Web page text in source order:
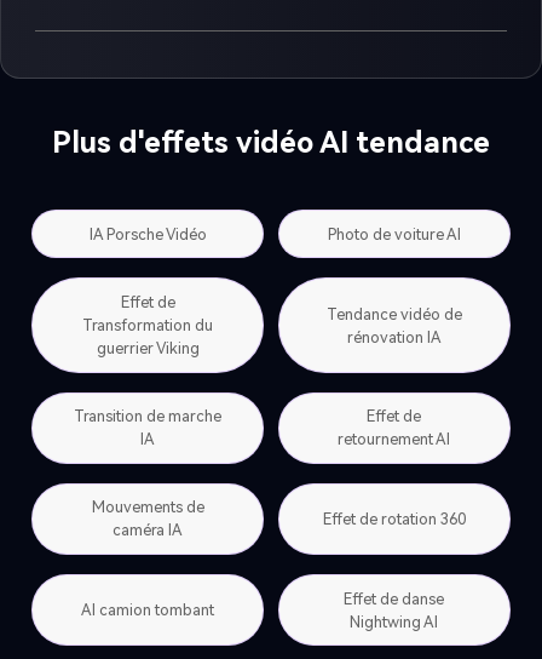
Plus d'effets vidéo AI tendance
IA Porsche Vidéo Photo de voiture AI
Effet de
Transformation du
guerrier Viking
Tendance vidéo de
rénovation IA
Transition de marche
IA
Effet de
retournement AI
Mouvements de
caméra IA
Effet de rotation 360
AI camion tombant
Effet de danse
Nightwing AI